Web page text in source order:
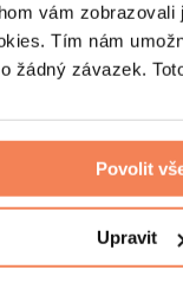
vám
Tím nám
žádný závazek.
Povolit
Upravit